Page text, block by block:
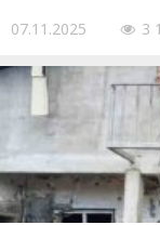
07.11.2025 3